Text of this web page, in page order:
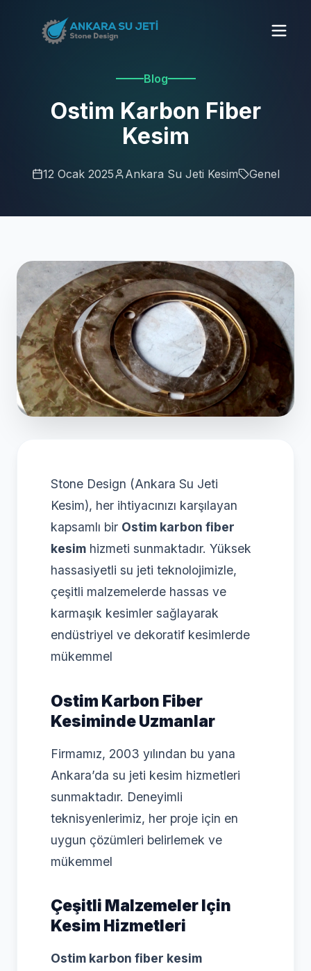
Blog
Ostim Karbon Fiber
Kesim
12 Ocak 2025 Ankara Su Jeti Kesim Genel
Stone Design (Ankara Su Jeti
Kesim), her ihtiyacınızı karşılayan
kapsamlı bir Ostim karbon fiber
kesim hizmeti sunmaktadır. Yüksek
hassasiyetli su jeti teknolojimizle,
çeşitli malzemelerde hassas ve
karmaşık kesimler sağlayarak
endüstriyel ve dekoratif kesimlerde
mükemmel
Ostim Karbon Fiber
Kesiminde Uzmanlar
Firmamız, 2003 yılından bu yana
Ankara’da su jeti kesim hizmetleri
sunmaktadır. Deneyimli
teknisyenlerimiz, her proje için en
uygun çözümleri belirlemek ve
mükemmel
Çeşitli Malzemeler Için
Kesim Hizmetleri
Ostim karbon fiber kesim